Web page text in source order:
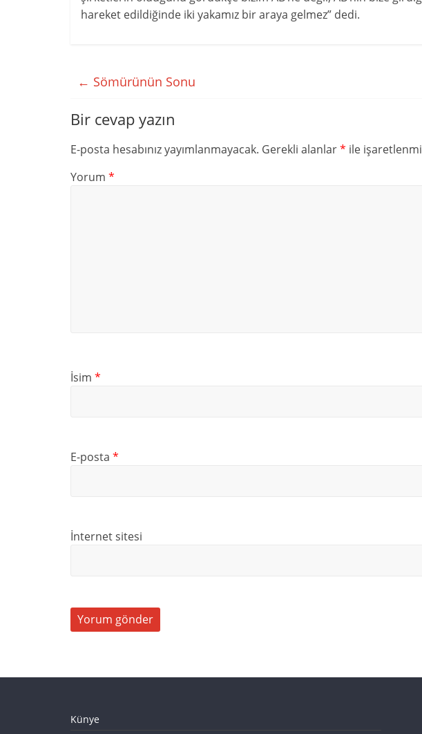
hareket edildiğinde iki yakamız bir araya gelmez” dedi.
← Sömürünün Sonu
Bir cevap yazın
E-posta hesabınız yayımlanmayacak. Gerekli alanlar* ile
Yorum *
İsim *
E-posta *
İnternet sitesi
Künye